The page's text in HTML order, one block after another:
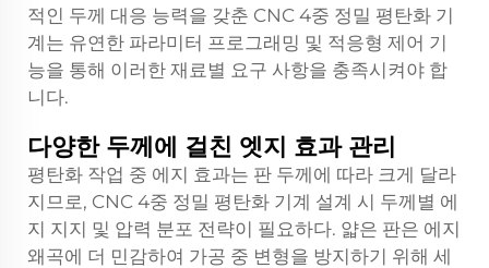
적인 두께 대응 능력을 갖춘 CNC 4중 정밀 평탄화 기
계는 유연한 파라미터 프로그래밍 및 적응형 제어 기
능을 통해 이러한 재료별 요구 사항을 충족시켜야 합
니다.
다양한 두께에 걸친 엣지 효과 관리
평탄화 작업 중 에지 효과는 판 두께에 따라 크게 달라
지므로, CNC 4중 정밀 평탄화 기계 설계 시 두께별 에
지 지지 및 압력 분포 전략이 필요하다. 얇은 판은 에지
왜곡에 더 민감하여 가공 중 변형을 방지하기 위해 세